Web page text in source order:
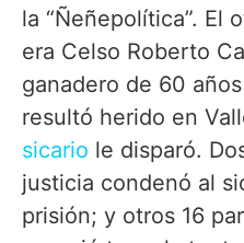
la “Ñeñepolítica”. El
era Celso Roberto
ganadero de 60
resultó herido en
sicario le disparó.
justicia condenó al
prisión; y otros 16